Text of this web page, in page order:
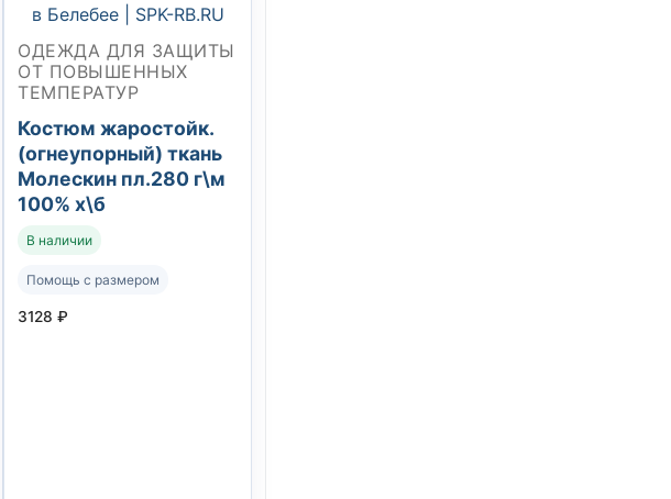
ОДЕЖДА ДЛЯ ЗАЩИТЫ
ОТ ПОВЫШЕННЫХ
ТЕМПЕРАТУР
Костюм жаростойк.
(огнеупорный) ткань
Молескин пл.280 г\м
100% х\б
В наличии
Помощь с размером
3128₽